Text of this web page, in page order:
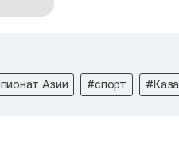
Азии #спорт